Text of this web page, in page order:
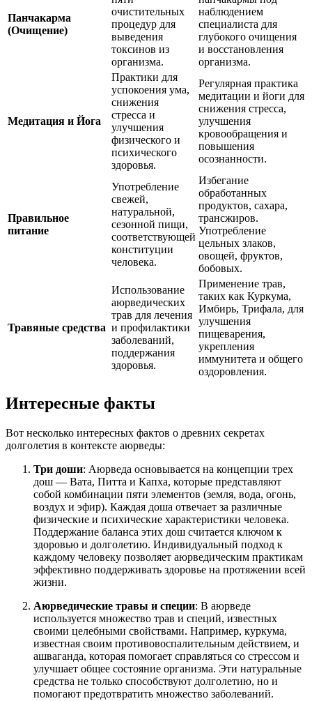
Панчакарма
(Очищение)
очистительных
процедур для
выведения
токсинов из
организма.
наблюдением
специалиста для
глубокого очищения
и восстановления
организма.
Медитация и Йога
Практики для
успокоения ума,
снижения
стресса и
улучшения
физического и
психического
здоровья.
Регулярная практика
медитации и йоги для
снижения стресса,
улучшения
кровообращения и
повышения
осознанности.
Правильное
питание
Употребление
свежей,
натуральной,
сезонной пищи,
соответствующей
конституции
человека.
Избегание
обработанных
продуктов, сахара,
трансжиров.
Употребление
цельных злаков,
овощей, фруктов,
бобовых.
Травяные средства
Использование
аюрведических
трав для лечения
и профилактики
заболеваний,
поддержания
здоровья.
Применение трав,
таких как Куркума,
Имбирь, Трифала, для
улучшения
пищеварения,
укрепления
иммунитета и общего
оздоровления.
Интересные факты
Вот несколько интересных фактов о древних секретах
долголетия в контексте аюрведы:
Три доши: Аюрведа основывается на концепции трех
дош — Вата, Питта и Капха, которые представляют
собой комбинации пяти элементов (земля, вода, огонь,
воздух и эфир). Каждая доша отвечает за различные
физические и психические характеристики человека.
Поддержание баланса этих дош считается ключом к
здоровью и долголетию. Индивидуальный подход к
каждому человеку позволяет аюрведическим практикам
эффективно поддерживать здоровье на протяжении всей
жизни.
Аюрведические травы и специи: В аюрведе
используется множество трав и специй, известных
своими целебными свойствами. Например, куркума,
известная своим противовоспалительным действием, и
ашваганда, которая помогает справляться со стрессом и
улучшает общее состояние организма. Эти натуральные
средства не только способствуют долголетию, но и
помогают предотвратить множество заболеваний.